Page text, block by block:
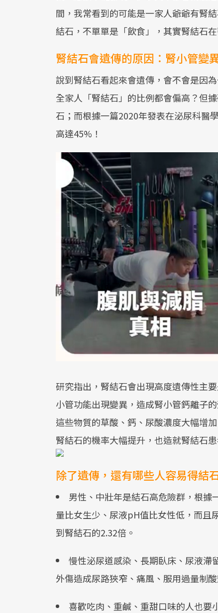
間，我常看到的可能是一家人爺爺有腎
結石，不單單是「飲食」，其實腎結石
腎結石會遺傳的原因：腎小管變
說到腎結石看起來會遺傳，會不會是因
全家人「腎結石」的比例都會偏高？但
石；而根據一篇2020年發表在泌尿科醫
高達45%！
研究指出，腎結石會出現高度遺傳性主
小管功能出現變異，造成腎小管鈣離子
這些物質的草酸、鈣、尿酸濃度大幅增
腎結石的機率大幅提升，也造就腎結石
除了遺傳，還有哪些人容易得結
男性、中壯年是結石高危險群，根據
量比女生少、尿液pH值比女性低，而且
到腎結石的2.32倍。
慢性泌尿道感染、長期臥床、尿液滯
外傷造成尿路狹窄、痛風、服用過量制
喜歡吃肉、重鹹、重甜口味的人也要